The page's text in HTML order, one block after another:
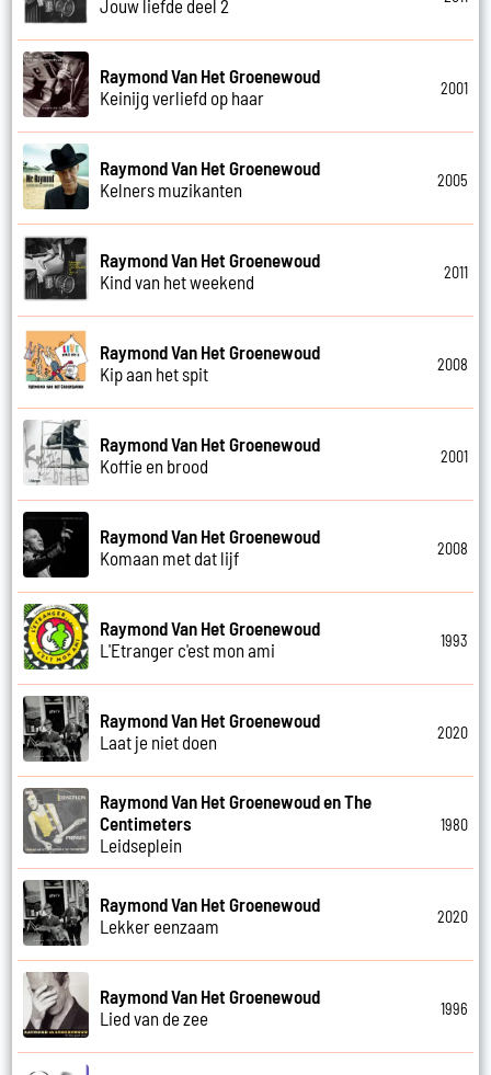
Jouw liefde deel 2
Raymond Van Het Groenewoud
Keinijg verliefd op haar
2001
Raymond Van Het Groenewoud
Kelners muzikanten
2005
Raymond Van Het Groenewoud
Kind van het weekend
2011
Raymond Van Het Groenewoud
Kip aan het spit
2008
Raymond Van Het Groenewoud
Koffie en brood
2001
Raymond Van Het Groenewoud
Komaan met dat lijf
2008
Raymond Van Het Groenewoud
L'Etranger c'est mon ami
1993
Raymond Van Het Groenewoud
Laat je niet doen
2020
Raymond Van Het Groenewoud en The
Centimeters
Leidseplein
1980
Raymond Van Het Groenewoud
Lekker eenzaam
2020
Raymond Van Het Groenewoud
Lied van de zee
1996